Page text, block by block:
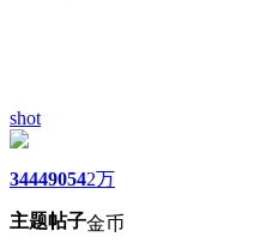
shot
3444
主题
9054
帖子
2万
金币